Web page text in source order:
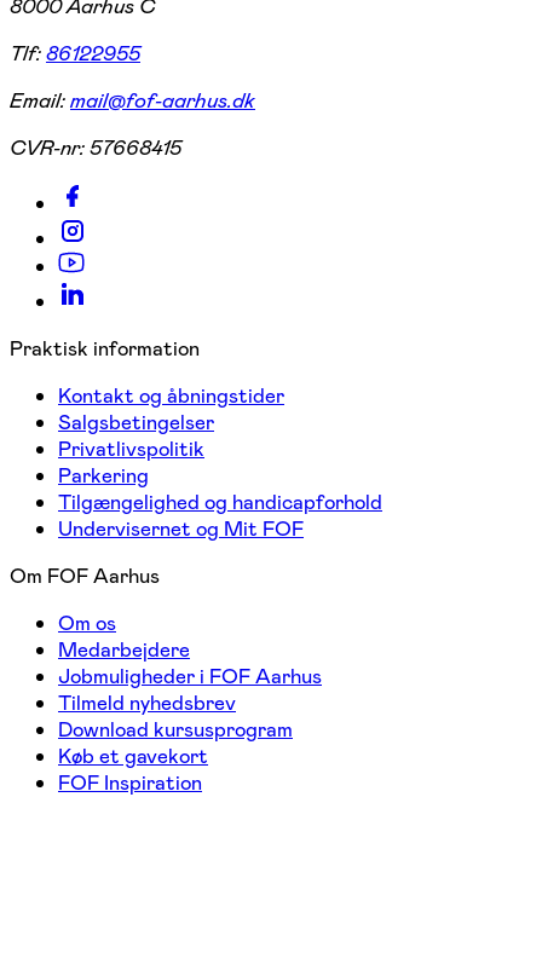
8000 Aarhus C
Tlf:86122955
Email:mail@fof-aarhus.dk
CVR-nr:57668415
Praktisk information
Kontakt og åbningstider
Salgsbetingelser
Privatlivspolitik
Parkering
Tilgængelighed og handicapforhold
Undervisernet og Mit FOF
Om FOF Aarhus
Om os
Medarbejdere
Jobmuligheder i FOF Aarhus
Tilmeld nyhedsbrev
Download kursusprogram
Køb et gavekort
FOF Inspiration